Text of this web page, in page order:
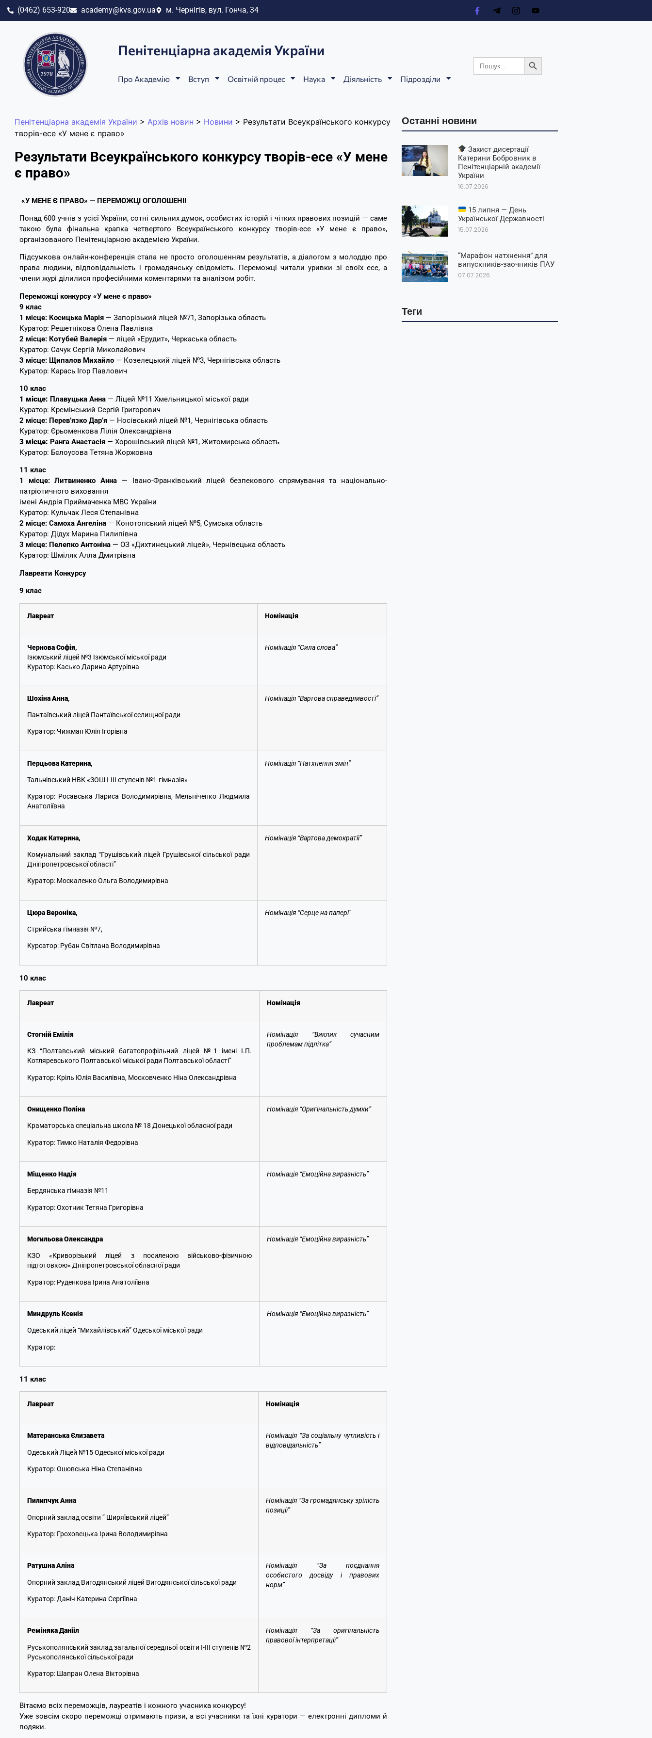
(0462) 653-920 academy@kvs.gov.ua м. Чернігів, вул. Гонча, 34
Пенітенціарна академія України
Про Академію Вступ Освітній процес Наука Діяльність Підрозділи
Search
for:
Search Button
Пенітенціарна академія України > Архів новин > Новини > Результати Всеукраїнського конкурсу
творів-есе «У мене є право»
Результати Всеукраїнського конкурсу творів-есе «У мене
є право»
«У МЕНЕ Є ПРАВО» — ПЕРЕМОЖЦІ ОГОЛОШЕНІ!
Понад 600 учнів з усієї України, сотні сильних думок, особистих історій і чітких правових позицій — саме
такою була фінальна крапка четвертого Всеукраїнського конкурсу творів-есе «У мене є право»,
організованого Пенітенціарною академією України.
Підсумкова онлайн-конференція стала не просто оголошенням результатів, а діалогом з молоддю про
права людини, відповідальність і громадянську свідомість. Переможці читали уривки зі своїх есе, а
члени журі ділилися професійними коментарями та аналізом робіт.
Переможці конкурсу «У мене є право»
9 клас
1 місце: Косицька Марія — Запорізький ліцей №71, Запорізька область
Куратор: Решетнікова Олена Павлівна
2 місце: Котубей Валерія — ліцей «Ерудит», Черкаська область
Куратор: Сачук Сергій Миколайович
3 місце: Щипалов Михайло — Козелецький ліцей №3, Чернігівська область
Куратор: Карась Ігор Павлович
10 клас
1 місце: Плавуцька Анна — Ліцей №11 Хмельницької міської ради
Куратор: Кремінський Сергій Григорович
2 місце: Перев’язко Дар’я — Носівський ліцей №1, Чернігівська область
Куратор: Єрьоменкова Лілія Олександрівна
3 місце: Ранга Анастасія — Хорошівський ліцей №1, Житомирська область
Куратор: Бєлоусова Тетяна Жоржовна
11 клас
1 місце: Литвиненко Анна — Івано-Франківський ліцей безпекового спрямування та національно-
патріотичного виховання
імені Андрія Приймаченка МВС України
Куратор: Кульчак Леся Степанівна
2 місце: Самоха Ангеліна — Конотопський ліцей №5, Сумська область
Куратор: Дідух Марина Пилипівна
3 місце: Пелепко Антоніна — ОЗ «Дихтинецький ліцей», Чернівецька область
Куратор: Шміляк Алла Дмитрівна
Лавреати Конкурсу
9 клас
Лавреат Номінація
Чернова Софія,
Ізюмський ліцей №3 Ізюмської міської ради
Куратор: Касько Дарина Артурівна
Номінація “Сила слова”
Шохіна Анна,
Пантаївський ліцей Пантаївської селищної ради
Куратор: Чижман Юлія Ігорівна
Номінація “Вартова справедливості”
Перцьова Катерина,
Тальнівський НВК «ЗОШ І-ІІІ ступенів №1-гімназія»
Куратор: Росавська Лариса Володимирівна, Мельніченко Людмила
Анатоліївна
Номінація “Натхнення змін”
Ходак Катерина,
Комунальний заклад “Грушівський ліцей Грушівської сільської ради
Дніпропетровської області”
Куратор: Москаленко Ольга Володимирівна
Номінація “Вартова демократії”
Цюра Вероніка,
Стрийська гімназія №7,
Курсатор: Рубан Світлана Володимирівна
Номінація “Серце на папері”
10 клас
Лавреат Номінація
Стогній Емілія
КЗ “Полтавський міський багатопрофільний ліцей №1 імені І.П.
Котляревського Полтавської міської ради Полтавської області”
Куратор: Кріль Юлія Василівна, Московченко Ніна Олександрівна
Номінація “Виклик сучасним
проблемам підлітка”
Онищенко Поліна
Краматорська спеціальна школа № 18 Донецької обласної ради
Куратор: Тимко Наталія Федорівна
Номінація “Оригінальність думки”
Міщенко Надія
Бердянська гімназія №11
Куратор: Охотник Тетяна Григорівна
Номінація “Емоційна виразність”
Могильова Олександра
КЗО «Криворізький ліцей з посиленою військово-фізичною
підготовкою» Дніпропетровської обласної ради
Куратор: Руденкова Ірина Анатоліївна
Номінація “Емоційна виразність”
Миндруль Ксенія
Одеський ліцей “Михайлівський” Одеської міської ради
Куратор:
Номінація “Емоційна виразність”
11 клас
Лавреат Номінація
Матеранська Єлизавета
Одеський Ліцей №15 Одеської міської ради
Куратор: Ошовська Ніна Степанівна
Номінація “За соціальну чутливість і
відповідальність”
Пилипчук Анна
Опорний заклад освіти ” Ширяївський ліцей”
Куратор: Гроховецька Ірина Володимирівна
Номінація “За громадянську зрілість
позиції”
Ратушна Аліна
Опорний заклад Вигодянський ліцей Вигодянської сільської ради
Куратор: Даніч Катерина Сергіївна
Номінація “За поєднання
особистого досвіду і правових
норм”
Реміняка Данііл
Руськополянський заклад загальної середньої освіти І-ІІІ ступенів №2
Руськополянської сільської ради
Куратор: Шапран Олена Вікторівна
Номінація “За оригінальність
правової інтерпретації”
Вітаємо всіх переможців, лауреатів і кожного учасника конкурсу!
Уже зовсім скоро переможці отримають призи, а всі учасники та їхні куратори — електронні дипломи й
подяки.
Останні новини
Захист дисертації
Катерини Бобровник в
Пенітенціарній академії
України
16.07.2026
15 липня — День
Української Державності
15.07.2026
“Марафон натхнення” для
випускників-заочників ПАУ
07.07.2026
Теги